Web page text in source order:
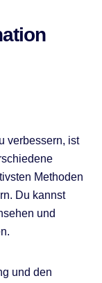
verbessern, ist
Methoden
Du kannst
und
und den